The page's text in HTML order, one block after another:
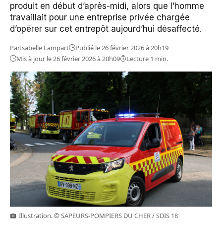
produit en début d’après-midi, alors que l’homme
travaillait pour une entreprise privée chargée
d’opérer sur cet entrepôt aujourd’hui désaffecté.
ParIsabelle Lampart
Publié le 26 février 2026 à 20h19
Mis à jour le 26 février 2026 à 20h09
Lecture 1 min.
Illustration. © SAPEURS-POMPIERS DU CHER / SDIS 18